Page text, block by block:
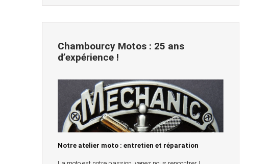
Chambourcy Motos : 25 ans
d’expérience !
Notre atelier moto : entretien et réparation